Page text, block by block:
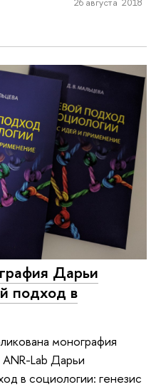
Дарьи
подход в
монография
Lab Дарьи
в социологии: генезис